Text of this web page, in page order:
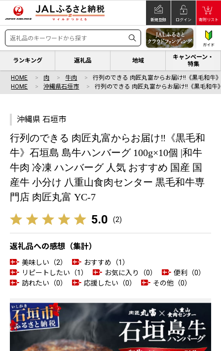
新規登録 ログイン 寄附リスト
ガイド
ランキング 返礼品 地域
キャンペーン・
特集
HOME 肉 牛肉
行列のできる 肉匠丸富からお届け‼︎《黒毛和牛
HOME
沖縄県石垣市 行列のできる 肉匠丸富からお届け‼︎《黒毛和牛
沖縄県 石垣市
行列のできる 肉匠丸富からお届け‼︎《黒毛和
牛》石垣島 島牛ハンバーグ 100g×10個 |和牛
牛肉 冷凍 ハンバーグ 人気 おすすめ 国産 国
産牛 小分け 八重山食肉センター 黒毛和牛専
門店 肉匠丸富 YC-7
5.0 (2)
返礼品への感想（集計）
美味しい（2）
おすすめ（1）
リピートしたい（1）
お気に入り（0）
便利（0）
訪れたい（0）
応援したい（0） その他（0）